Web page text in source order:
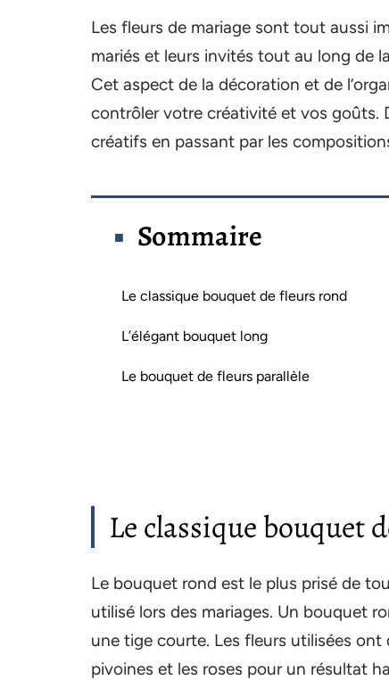
Les fleurs de mariage sont tout aussi
mariés et leurs invités tout au long de
Cet aspect de la décoration et de
contrôler votre créativité et vos goûts.
créatifs en passant par les
Sommaire
Le classique bouquet de fleurs rond
L’élégant bouquet long
Le bouquet de fleurs parallèle
Le classique bouquet
Le bouquet rond est le plus prisé de
utilisé lors des mariages. Un bouquet
une tige courte. Les fleurs utilisées
pivoines et les roses pour un résultat